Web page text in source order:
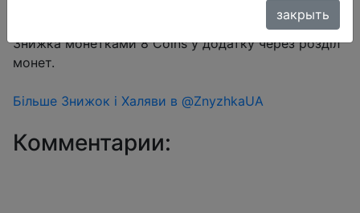
Знижка монетками 8 Coins у додатку через розділ
монет.
Більше Знижок і Халяви в @ZnyzhkaUA
Комментарии:
закрыть